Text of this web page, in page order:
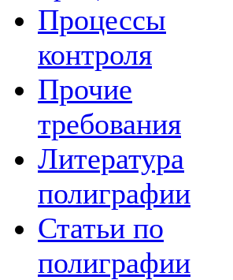
Процессы
контроля
Прочие
требования
Литература
полиграфии
Статьи по
полиграфии